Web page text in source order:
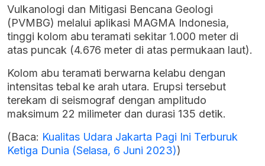
Vulkanologi dan Mitigasi Bencana Geologi
(PVMBG) melalui aplikasi MAGMA Indonesia,
tinggi kolom abu teramati sekitar 1.000 meter di
atas puncak (4.676 meter di atas permukaan laut).
Kolom abu teramati berwarna kelabu dengan
intensitas tebal ke arah utara. Erupsi tersebut
terekam di seismograf dengan amplitudo
maksimum 22 milimeter dan durasi 135 detik.
(Baca: Kualitas Udara Jakarta Pagi Ini Terburuk
Ketiga Dunia (Selasa, 6 Juni 2023))